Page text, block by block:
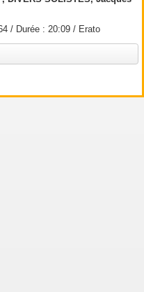
/ Durée : 20:09 / Erato